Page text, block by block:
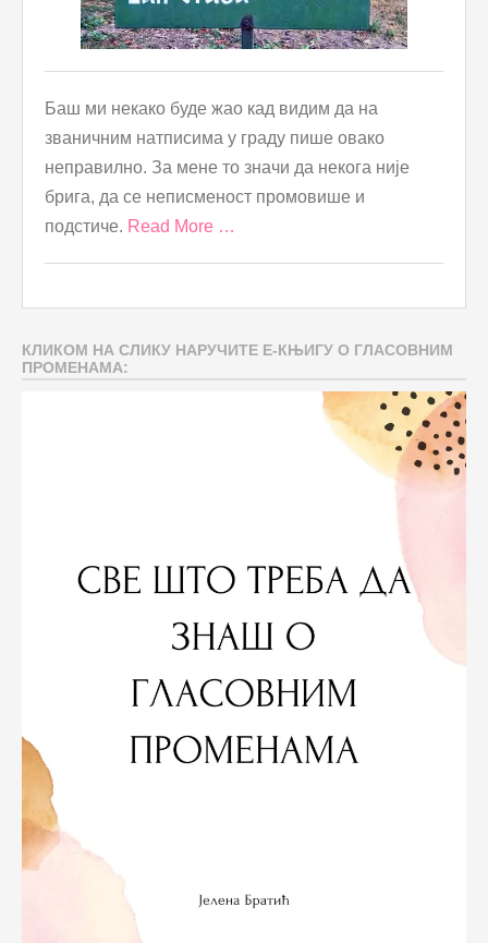
Баш ми некако буде жао кад видим да на
званичним натписима у граду пише овако
неправилно. За мене то значи да некога није
брига, да се неписменост промовише и
подстиче. Read More …
КЛИКОМ НА СЛИКУ НАРУЧИТЕ Е-КЊИГУ О ГЛАСОВНИМ
ПРОМЕНАМА: